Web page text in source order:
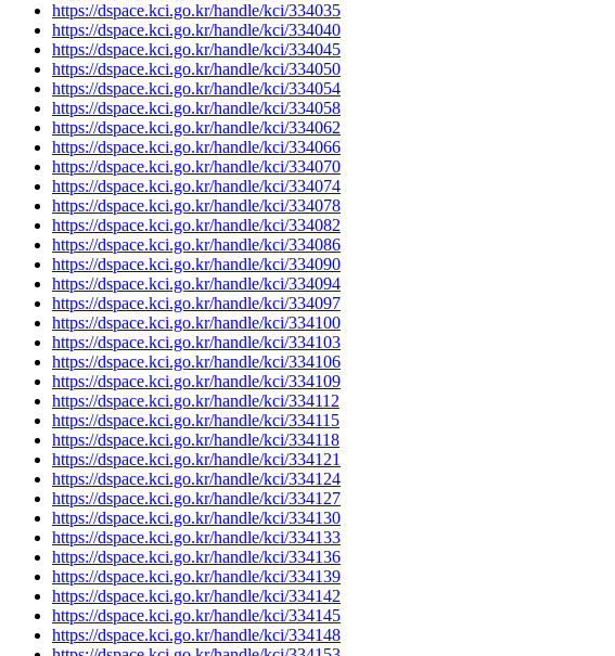
https://dspace.kci.go.kr/handle/kci/334035
https://dspace.kci.go.kr/handle/kci/334040
https://dspace.kci.go.kr/handle/kci/334045
https://dspace.kci.go.kr/handle/kci/334050
https://dspace.kci.go.kr/handle/kci/334054
https://dspace.kci.go.kr/handle/kci/334058
https://dspace.kci.go.kr/handle/kci/334062
https://dspace.kci.go.kr/handle/kci/334066
https://dspace.kci.go.kr/handle/kci/334070
https://dspace.kci.go.kr/handle/kci/334074
https://dspace.kci.go.kr/handle/kci/334078
https://dspace.kci.go.kr/handle/kci/334082
https://dspace.kci.go.kr/handle/kci/334086
https://dspace.kci.go.kr/handle/kci/334090
https://dspace.kci.go.kr/handle/kci/334094
https://dspace.kci.go.kr/handle/kci/334097
https://dspace.kci.go.kr/handle/kci/334100
https://dspace.kci.go.kr/handle/kci/334103
https://dspace.kci.go.kr/handle/kci/334106
https://dspace.kci.go.kr/handle/kci/334109
https://dspace.kci.go.kr/handle/kci/334112
https://dspace.kci.go.kr/handle/kci/334115
https://dspace.kci.go.kr/handle/kci/334118
https://dspace.kci.go.kr/handle/kci/334121
https://dspace.kci.go.kr/handle/kci/334124
https://dspace.kci.go.kr/handle/kci/334127
https://dspace.kci.go.kr/handle/kci/334130
https://dspace.kci.go.kr/handle/kci/334133
https://dspace.kci.go.kr/handle/kci/334136
https://dspace.kci.go.kr/handle/kci/334139
https://dspace.kci.go.kr/handle/kci/334142
https://dspace.kci.go.kr/handle/kci/334145
https://dspace.kci.go.kr/handle/kci/334148